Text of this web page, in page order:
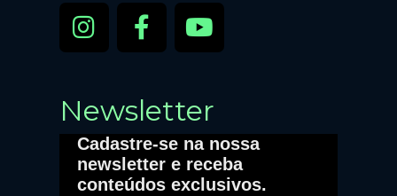
Newsletter
Cadastre-se na nossa
newsletter e receba
conteúdos exclusivos.